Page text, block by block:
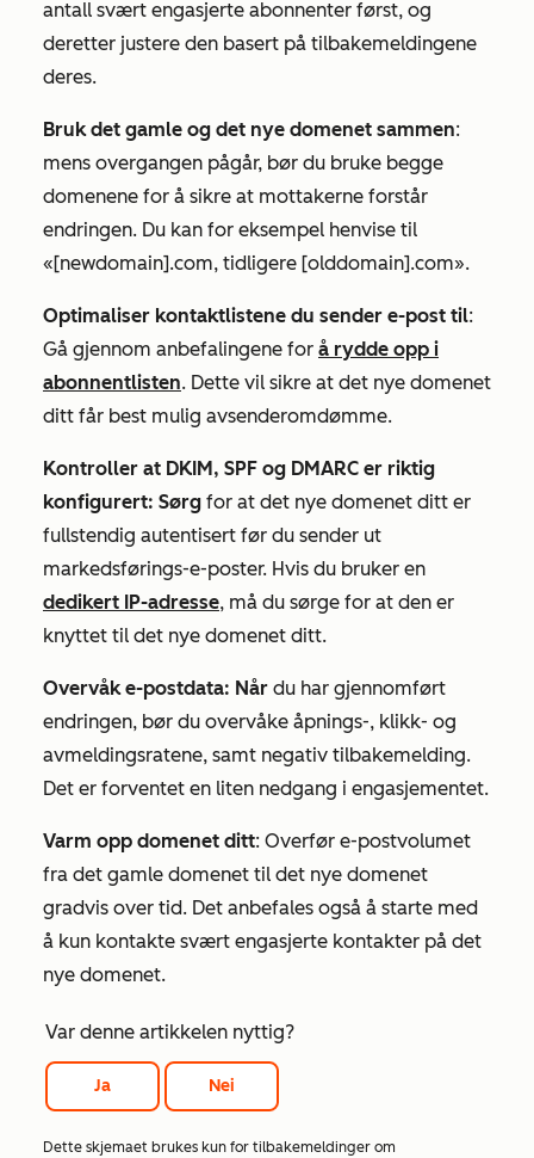
antall svært engasjerte abonnenter først, og
deretter justere den basert på tilbakemeldingene
deres.
Bruk det gamle og det nye domenet sammen:
mens overgangen pågår, bør du bruke begge
domenene for å sikre at mottakerne forstår
endringen. Du kan for eksempel henvise til
«[newdomain].com, tidligere [olddomain].com».
Optimaliser kontaktlistene du sender e-post til:
Gå gjennom anbefalingene for å rydde opp i
abonnentlisten. Dette vil sikre at det nye domenet
ditt får best mulig avsenderomdømme.
Kontroller at DKIM, SPF og DMARC er riktig
konfigurert: Sørg for at det nye domenet ditt er
fullstendig autentisert før du sender ut
markedsførings-e-poster. Hvis du bruker en
dedikert IP-adresse, må du sørge for at den er
knyttet til det nye domenet ditt.
Overvåk e-postdata: Når du har gjennomført
endringen, bør du overvåke åpnings-, klikk- og
avmeldingsratene, samt negativ tilbakemelding.
Det er forventet en liten nedgang i engasjementet.
Varm opp domenet ditt: Overfør e-postvolumet
fra det gamle domenet til det nye domenet
gradvis over tid. Det anbefales også å starte med
å kun kontakte svært engasjerte kontakter på det
nye domenet.
Var denne artikkelen nyttig?
Ja Nei
Dette skjemaet brukes kun for tilbakemeldinger om